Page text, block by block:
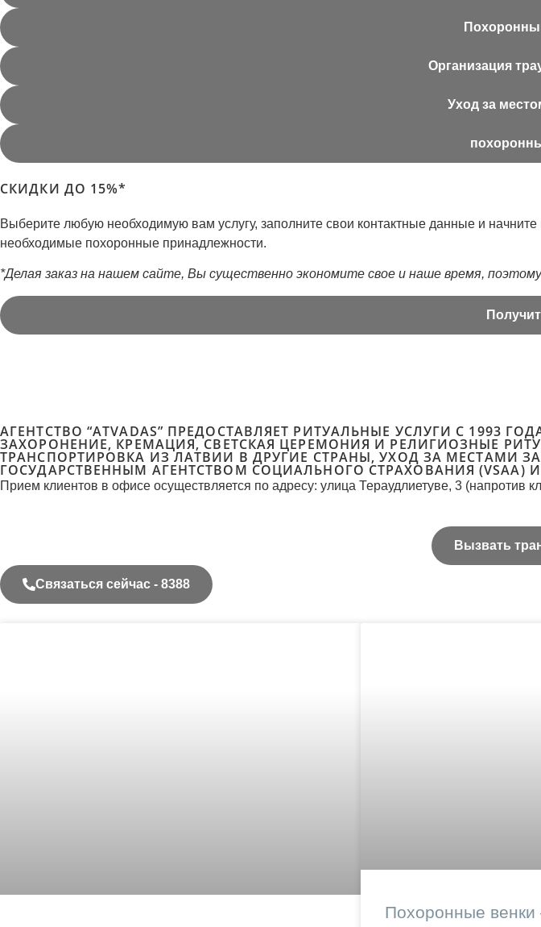
Организация
Уход за
СКИДКИ ДО 15%*
Выберите любую необходимую вам услугу, заполните свои контактные данные и
необходимые похоронные принадлежности.
*Делая заказ на нашем сайте, Вы существенно экономите свое и наше время,
АГЕНТСТВО “ATVADAS” ПРЕДОСТАВЛЯЕТ РИТУАЛЬНЫЕ УСЛУГИ С
ЗАХОРОНЕНИЕ, КРЕМАЦИЯ, СВЕТСКАЯ ЦЕРЕМОНИЯ И РЕЛИГИОЗНЫЕ
ТРАНСПОРТИРОВКА ИЗ ЛАТВИИ В ДРУГИЕ СТРАНЫ, УХОД ЗА МЕСТАМИ
ГОСУДАРСТВЕННЫМ АГЕНТСТВОМ СОЦИАЛЬНОГО СТРАХОВАНИЯ
Прием клиентов в офисе осуществляется по адресу: улица Тераудлиетуве, 3 (напротив
Вызвать
Связаться сейчас - 8388
Похоронные